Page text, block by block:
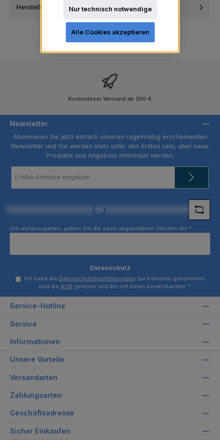
Hersteller
Kostenloser Versand ab 250 €
Newsletter
Abonnieren Sie jetzt einfach unseren regelmäßig erscheinenden
Newsletter und Sie werden stets unter den Ersten sein, über neue
Produkte und Angebote informiert werden.
Mail-
Loading...
Um weiterzugehen, geben Sie die oben abgebildeten Zeichen ein *
Datenschutz
Ich habe die Datenschutzbestimmungen zur Kenntnis genommen
und die AGB gelesen und bin mit ihnen einverstanden. *
Service-Hotline
Service
Informationen
Unsere Vorteile
Versandarten
Zahlungsarten
Geschäftsadresse
Sicher Einkaufen
Nur technisch notwendige
Alle Cookies akzeptieren